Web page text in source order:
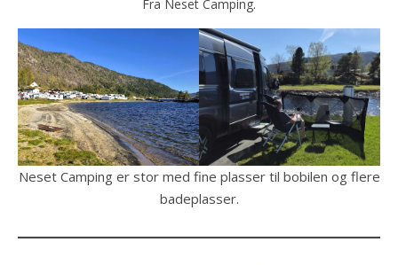
Fra Neset Camping.
Neset Camping er stor med fine plasser til bobilen og flere
badeplasser.